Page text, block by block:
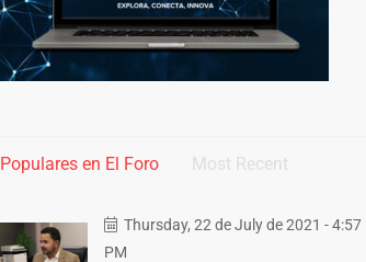
Populares en El Foro Most Recent
Thursday, 22 de July de 2021 - 4:57
PM